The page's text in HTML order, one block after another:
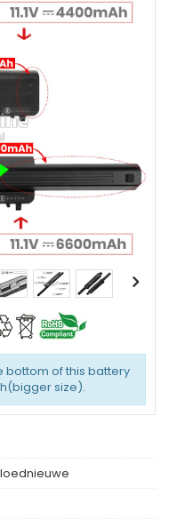
bottom of this battery
size).